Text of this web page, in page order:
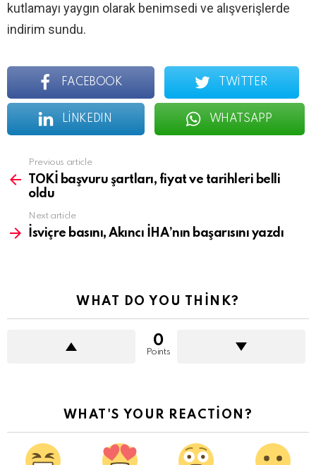
kutlamayı yaygın olarak benimsedi ve alışverişlerde
indirim sundu.
FACEBOOK TWITTER
LINKEDIN WHATSAPP
more
Previous article
TOKİ başvuru şartları, fiyat ve tarihleri belli
oldu
Next article
İsviçre basını, Akıncı İHA’nın başarısını yazdı
WHAT DO YOU THINK?
0
Points
WHAT'S YOUR REACTION?